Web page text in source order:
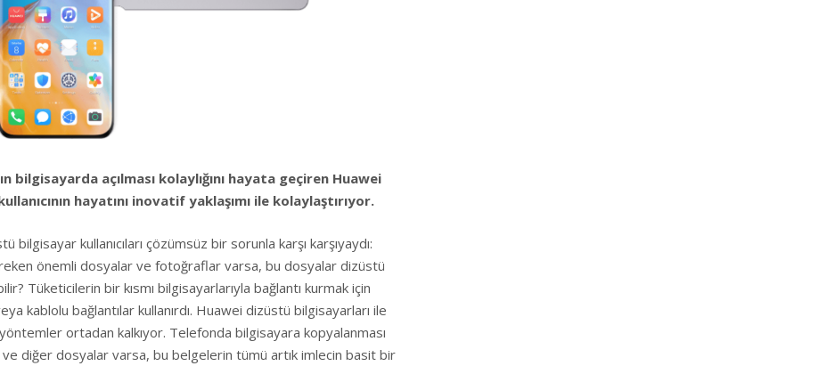
bilgisayarda açılması kolaylığını hayata geçiren Huawei
hayatını inovatif yaklaşımı ile kolaylaştırıyor.
bilgisayar kullanıcıları çözümsüz bir sorunla karşı karşıyaydı:
önemli dosyalar ve fotoğraflar varsa, bu dosyalar dizüstü
Tüketicilerin bir kısmı bilgisayarlarıyla bağlantı kurmak için
kablolu bağlantılar kullanırdı. Huawei dizüstü bilgisayarları ile
ortadan kalkıyor. Telefonda bilgisayara kopyalanması
diğer dosyalar varsa, bu belgelerin tümü artık imlecin basit bir